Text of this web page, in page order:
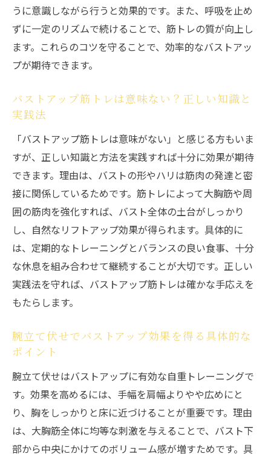
バストアップマシン・器具の活用ポイント
女性に人気のバストアップジムで得られる
効果
グ紹介
とは
最新のバストアップ情報で理想の体へ近づ
く方法
ジム器具を活用したバストアップの実践法
ジム器具を使ったバストアップ筋トレの基
本
バストアップジムで人気の器具とその特徴
大胸筋を効率よく鍛えるジムトレーニング
法
女性に適したジム筋トレメニューの考え方
年齢問わず始める女性のバストアップ習慣
年齢を問わずできるバストアップ習慣の始
め方
バストアップは何歳まで効果が期待できる
うに意識しながら行うと効果的です。また、呼吸を止め
ずに一定のリズムで続けることで、筋トレの質が向上し
ます。これらのコツを守ることで、効率的なバストアッ
プが期待できます。
バストアップ筋トレは意味ない？正しい知識と
実践法
「バストアップ筋トレは意味がない」と感じる方もいま
すが、正しい知識と方法を実践すれば十分に効果が期待
できます。理由は、バストの形やハリは筋肉の発達と密
接に関係しているためです。筋トレによって大胸筋や周
囲の筋肉を強化すれば、バスト全体の土台がしっかり
し、自然なリフトアップ効果が得られます。具体的に
は、定期的なトレーニングとバランスの良い食事、十分
な休息を組み合わせて継続することが大切です。正しい
実践法を守れば、バストアップ筋トレは確かな手応えを
もたらします。
腕立て伏せでバストアップ効果を得る具体的な
ポイント
腕立て伏せはバストアップに有効な自重トレーニングで
す。効果を高めるには、手幅を肩幅よりやや広めにと
り、胸をしっかりと床に近づけることが重要です。理由
は、大胸筋全体に均等な刺激を与えることで、バスト下
部から中央にかけてのボリューム感が増すためです。具